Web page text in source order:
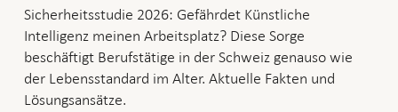
Sicherheitsstudie 2026: Gefährdet Künstliche
Intelligenz meinen Arbeitsplatz? Diese Sorge
beschäftigt Berufstätige in der Schweiz genauso wie
der Lebensstandard im Alter. Aktuelle Fakten und
Lösungsansätze.